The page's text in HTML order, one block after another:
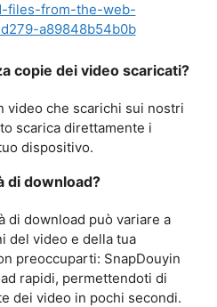
files-from-the-web-
a89848b54b0b
copie dei video scaricati?
video che scarichi sui nostri
scarica direttamente i
dispositivo.
di download?
di download può variare a
del video e della tua
preoccuparti: SnapDouyin
rapidi, permettendoti di
dei video in pochi secondi.